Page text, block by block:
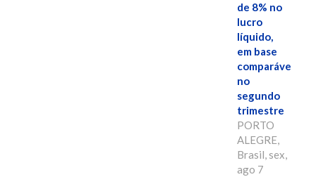
de 8% no
lucro
líquido,
em base
comparável,
no
segundo
trimestre
PORTO
ALEGRE,
Brasil, sex,
ago 7